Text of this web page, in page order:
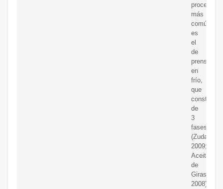
proceso
más
común
es
el
de
prensado
en
frío,
que
consta
de
3
fases
(Zudaire,
2009;
Aceite
de
Girasol,
2008).